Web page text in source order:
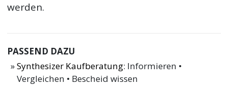
werden.
PASSEND DAZU
Synthesizer Kaufberatung: Informieren •
Vergleichen • Bescheid wissen